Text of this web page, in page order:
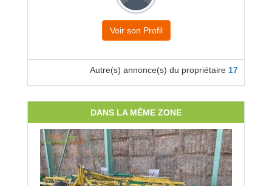
Voir son Profil
Autre(s) annonce(s) du propriétaire 17
DANS LA MÊME ZONE